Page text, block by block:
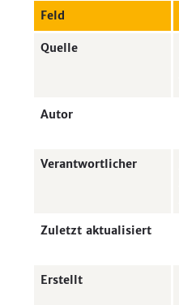
Feld
Quelle
Autor
Verantwortlicher
Zuletzt aktualisiert
Erstellt